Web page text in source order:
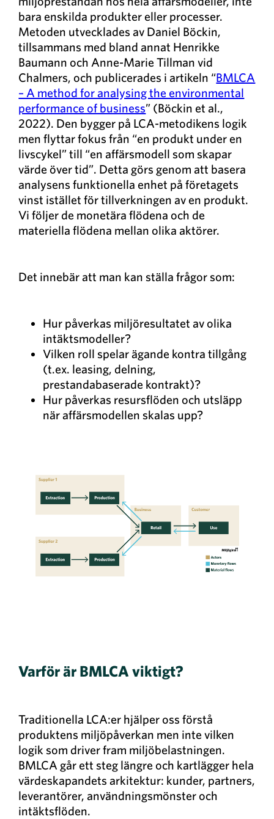
bara enskilda produkter eller processer.
Metoden utvecklades av Daniel Böckin,
tillsammans med bland annat Henrikke
Baumann och Anne-Marie Tillman vid
Chalmers, och publicerades i artikeln “BMLCA
– A method for analysing the environmental
performance of business” (Böckin et al.,
2022). Den bygger på LCA-metodikens logik
men flyttar fokus från “en produkt under en
livscykel” till “en affärsmodell som skapar
värde över tid”. Detta görs genom att basera
analysens funktionella enhet på företagets
vinst istället för tillverkningen av en produkt.
Vi följer de monetära flödena och de
materiella flödena mellan olika aktörer.
Det innebär att man kan ställa frågor som:
Hur påverkas miljöresultatet av olika
intäktsmodeller?
Vilken roll spelar ägande kontra tillgång
(t.ex. leasing, delning,
prestandabaserade kontrakt)?
Hur påverkas resursflöden och utsläpp
när affärsmodellen skalas upp?
Varför är BMLCA viktigt?
Traditionella LCA:er hjälper oss förstå
produktens miljöpåverkan men inte vilken
logik som driver fram miljöbelastningen.
BMLCA går ett steg längre och kartlägger hela
värdeskapandets arkitektur: kunder, partners,
leverantörer, användningsmönster och
intäktsflöden.